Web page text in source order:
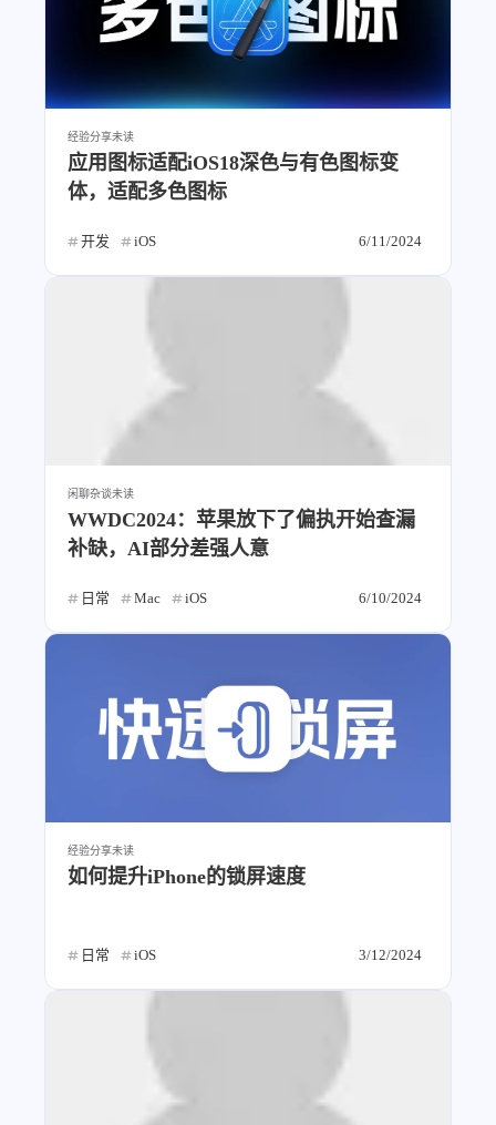
经验分享未读
应用图标适配iOS18深色与有色图标变
体，适配多色图标
开发 iOS 6/11/2024
闲聊杂谈未读
WWDC2024：苹果放下了偏执开始查漏
补缺，AI部分差强人意
日常 Mac iOS 6/10/2024
经验分享未读
如何提升iPhone的锁屏速度
日常 iOS 3/12/2024